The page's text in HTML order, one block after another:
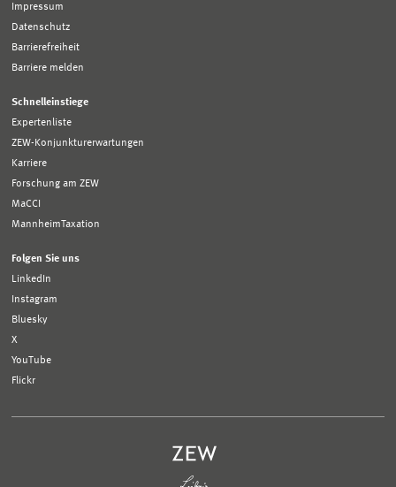
Impressum
Datenschutz
Barrierefreiheit
Barriere melden
Schnelleinstiege
Expertenliste
ZEW-Konjunkturerwartungen
Karriere
Forschung am ZEW
MaCCI
MannheimTaxation
Folgen Sie uns
LinkedIn
Instagram
Bluesky
X
YouTube
Flickr